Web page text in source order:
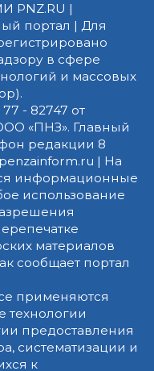
PNZ.RU |
портал | Для
в сфере
и массовых
- 82747 от
«ПНЗ». Главный
редакции 8
| На
информационные
использование
материалов
сообщает портал
применяются
технологии
предоставления
систематизации и
к